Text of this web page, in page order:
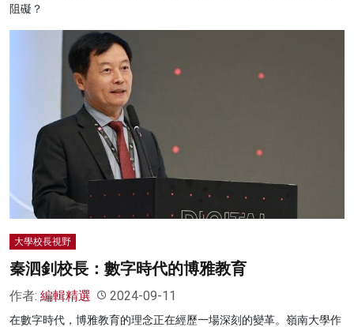
阻礙？
大學校長視野
秦泗釗校長：數字時代的博雅教育
作者: 編輯精選 2024-09-11
在數字時代，博雅教育的理念正在經歷一場深刻的變革。嶺南大學作